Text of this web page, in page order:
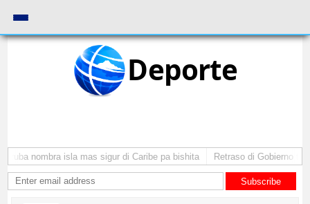
Deporte
nombra isla mas sigur di Caribe pa bishita Retraso di Gobierno ta
Subscribe